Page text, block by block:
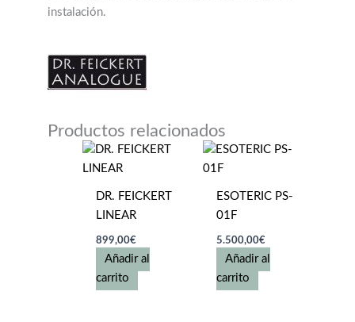
instalación.
Productos relacionados
DR. FEICKERT
LINEAR
899,00€
Añadir al
carrito
ESOTERIC PS-
01F
5.500,00€
Añadir al
carrito